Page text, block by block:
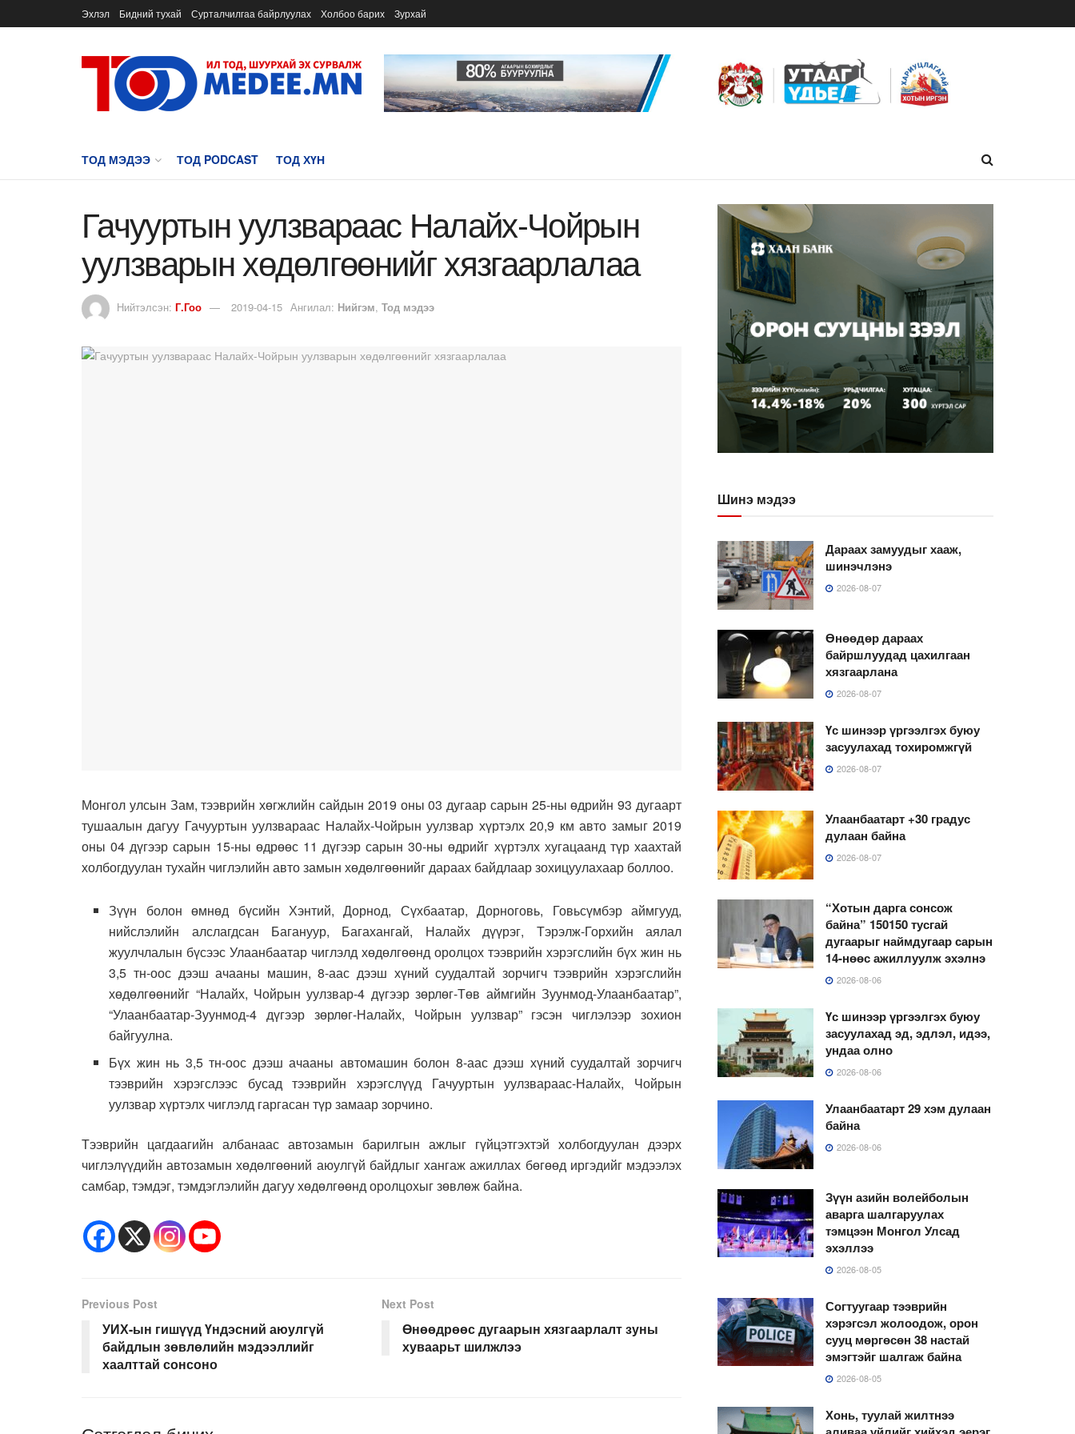
Эхлэл Бидний тухай Сурталчилгаа байрлуулах Холбоо барих Зурхай
ТОД МЭДЭЭ ТОД PODCAST ТОД ХҮН
Гачууртын уулзвараас Налайх-Чойрын
уулзварын хөдөлгөөнийг хязгаарлалаа
Нийтэлсэн: Г.Гоо 2019-04-15 Ангилал: Нийгэм, Тод мэдээ
Монгол улсын Зам, тээврийн хөгжлийн сайдын 2019 оны 03 дугаар сарын 25-ны өдрийн 93 дугаарт
тушаалын дагуу Гачууртын уулзвараас Налайх-Чойрын уулзвар хүртэлх 20,9 км авто замыг 2019
оны 04 дүгээр сарын 15-ны өдрөөс 11 дүгээр сарын 30-ны өдрийг хүртэлх хугацаанд түр хаахтай
холбогдуулан тухайн чиглэлийн авто замын хөдөлгөөнийг дараах байдлаар зохицуулахаар боллоо.
Зүүн болон өмнөд бүсийн Хэнтий, Дорнод, Сүхбаатар, Дорноговь, Говьсүмбэр аймгууд,
нийслэлийн алслагдсан Багануур, Багахангай, Налайх дүүрэг, Тэрэлж-Горхийн аялал
жуулчлалын бүсээс Улаанбаатар чиглэлд хөдөлгөөнд оролцох тээврийн хэрэгслийн бүх жин нь
3,5 тн-оос дээш ачааны машин, 8-аас дээш хүний суудалтай зорчигч тээврийн хэрэгслийн
хөдөлгөөнийг “Налайх, Чойрын уулзвар-4 дүгээр зөрлөг-Төв аймгийн Зуунмод-Улаанбаатар”,
“Улаанбаатар-Зуунмод-4 дүгээр зөрлөг-Налайх, Чойрын уулзвар” гэсэн чиглэлээр зохион
байгуулна.
Бүх жин нь 3,5 тн-оос дээш ачааны автомашин болон 8-аас дээш хүний суудалтай зорчигч
тээврийн хэрэгслээс бусад тээврийн хэрэгслүүд Гачууртын уулзвараас-Налайх, Чойрын
уулзвар хүртэлх чиглэлд гаргасан түр замаар зорчино.
Тээврийн цагдаагийн албанаас автозамын барилгын ажлыг гүйцэтгэхтэй холбогдуулан дээрх
чиглэлүүдийн автозамын хөдөлгөөний аюулгүй байдлыг хангаж ажиллах бөгөөд иргэдийг мэдээлэх
самбар, тэмдэг, тэмдэглэлийн дагуу хөдөлгөөнд оролцохыг зөвлөж байна.
Previous Post
УИХ-ын гишүүд Үндэсний аюулгүй
байдлын зөвлөлийн мэдээллийг
хаалттай сонсоно
Next Post
Өнөөдрөөс дугаарын хязгаарлалт зуны
хуваарьт шилжлээ
Шинэ мэдээ
Дараах замуудыг хааж,
шинэчлэнэ
2026-08-07
Өнөөдөр дараах
байршлуудад цахилгаан
хязгаарлана
2026-08-07
Үс шинээр үргээлгэх буюу
засуулахад тохиромжгүй
2026-08-07
Улаанбаатарт +30 градус
дулаан байна
2026-08-07
“Хотын дарга сонсож
байна” 150150 тусгай
дугаарыг наймдугаар сарын
14-нөөс ажиллуулж эхэлнэ
2026-08-06
Үс шинээр үргээлгэх буюу
засуулахад эд, эдлэл, идээ,
ундаа олно
2026-08-06
Улаанбаатарт 29 хэм дулаан
байна
2026-08-06
Зүүн азийн волейболын
аварга шалгаруулах
тэмцээн Монгол Улсад
эхэллээ
2026-08-05
Согтуугаар тээврийн
хэрэгсэл жолоодож, орон
сууц мөргөсөн 38 настай
эмэгтэйг шалгаж байна
2026-08-05
Хонь, туулай жилтнээ